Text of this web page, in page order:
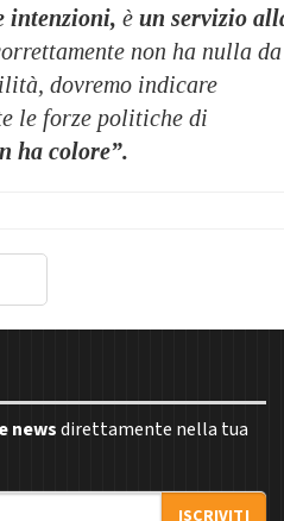
intenzioni, è un servizio
non ha nulla da
dovremo indicare
le forze politiche di
ha colore”.
newsdirettamente nella tua